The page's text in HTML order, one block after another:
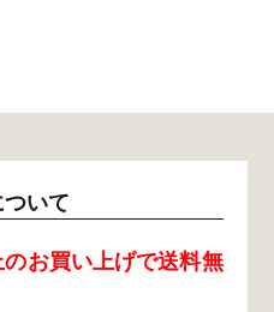
いて
お買い上げで送料無